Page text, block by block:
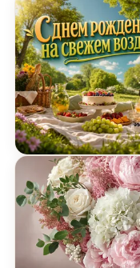
Открытка Днем